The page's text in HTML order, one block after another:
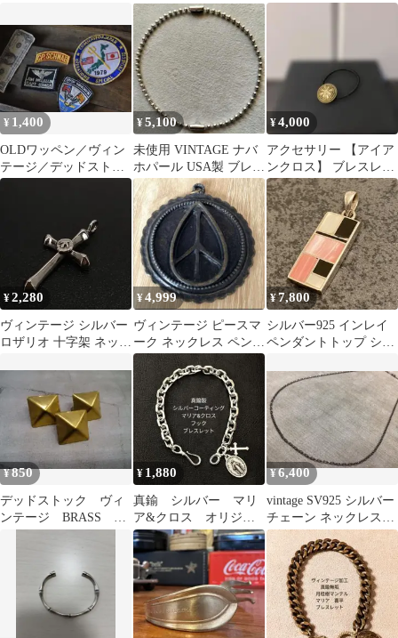
ル ヴィンテージ ブ
レスレット
ブ リング
¥ 1,400
OLDワッペン／ヴィン
テージ／デッドストッ
ク／4枚セット
¥5,100
未使用 VINTAGE ナバ
ホパール USA製 ブレス
ナバホ ホピ ミリタリー
¥4,000
アクセサリー 【アイア
ンクロス】 ブレスレッ
ト バングル ヘアゴム
HTC
¥2,280
ヴィンテージ シルバー
ロザリオ 十字架 ネック
¥4,999
ヴィンテージ ピースマ
ーク ネックレス ペンダ
ントトップ ヒッピー グ
ランジ
¥7,800
シルバー925 インレイ
ペンダントトップ シェ
ム幾何学
¥850
デッドストック ヴィ
ンテージ BRASS 真
¥ 1,880
真鍮 シルバー マリ
ア&クロス オリジナ
ル ヴィンテージ
ブラス ブレスレット
¥6,400
vintage SV925 シルバー
チェーン ネックレス
50cm 燻銀